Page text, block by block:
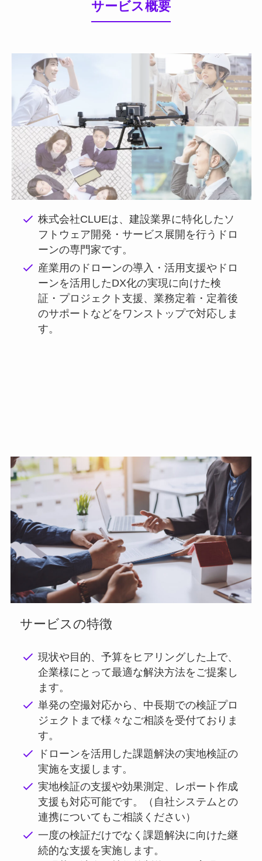
サービス概要
株式会社CLUEは、建設業界に特化したソ
フトウェア開発・サービス展開を行うドロ
ーンの専門家です。
産業用のドローンの導入・活用支援やドロ
ーンを活用したDX化の実現に向けた検
証・プロジェクト支援、業務定着・定着後
のサポートなどをワンストップで対応しま
す。
サービスの特徴
現状や目的、予算をヒアリングした上で、
企業様にとって最適な解決方法をご提案し
ます。
単発の空撮対応から、中長期での検証プロ
ジェクトまで様々なご相談を受付ておりま
す。
ドローンを活用した課題解決の実地検証の
実施を支援します。
実地検証の支援や効果測定、レポート作成
支援も対応可能です。（自社システムとの
連携についてもご相談ください）
一度の検証だけでなく課題解決に向けた継
続的な支援を実施します。